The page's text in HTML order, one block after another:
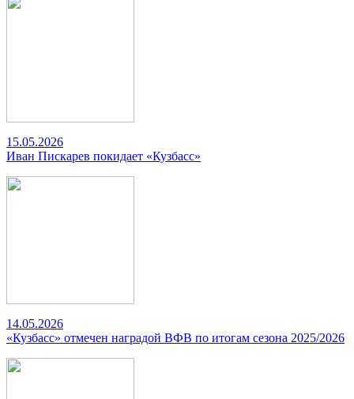
15.05.2026
Иван Пискарев покидает «Кузбасс»
14.05.2026
«Кузбасс» отмечен наградой ВФВ по итогам сезона 2025/2026